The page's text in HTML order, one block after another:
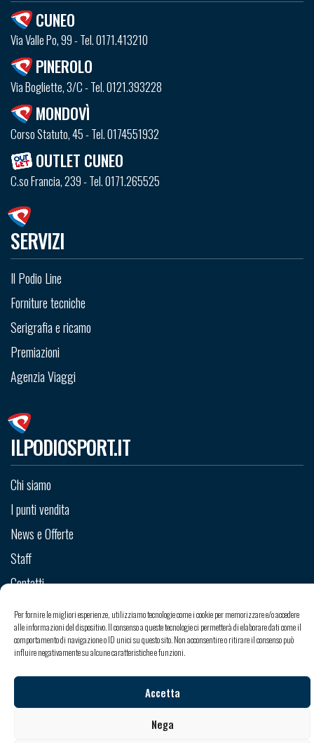
Per fornire le migliori esperienze, utilizziamo tecnologie come i cookie per memorizzare e/o accedere
alle informazioni del dispositivo. Il consenso a queste tecnologie ci permetterà di elaborare dati come il
comportamento di navigazione o ID unici su questo sito. Non acconsentire o ritirare il consenso può
influire negativamente su alcune caratteristiche e funzioni.
Accetta
Nega
CUNEO
Via Valle Po, 99 - Tel. 0171.413210
PINEROLO
Via Bogliette, 3/C - Tel. 0121.393228
MONDOVÌ
Corso Statuto, 45 - Tel. 0174551932
OUTLET CUNEO
C.so Francia, 239 - Tel. 0171.265525
SERVIZI
Il Podio Line
Forniture tecniche
Serigrafia e ricamo
Premiazioni
Agenzia Viaggi
ILPODIOSPORT.IT
Chi siamo
I punti vendita
News e Offerte
Staff
Contatti
Copyright © 2026 Il Podio Sport srl - Sede Legale: Via Valle Po 99 - 12020 Madonna dell’Olmo -
Cuneo
P.Iva: IT 03113560043
Cookie policy-Termini e condizioni di vendita